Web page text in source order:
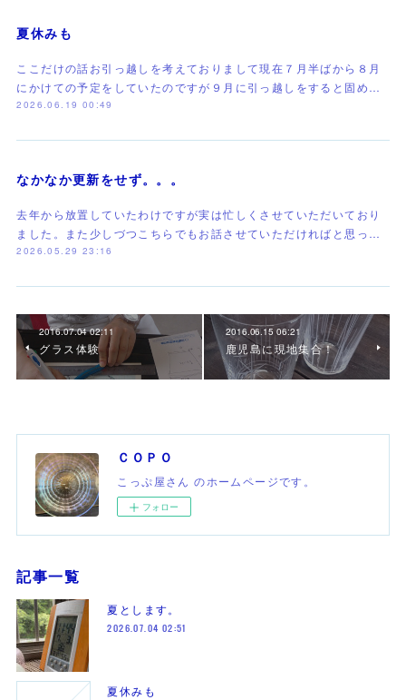
夏休みも
ここだけの話お引っ越しを考えておりまして現在７月半ばから８月
にかけての予定をしていたのですが９月に引っ越しをすると固め…
2026.06.19 00:49
なかなか更新をせず。。。
去年から放置していたわけですが実は忙しくさせていただいており
ました。また少しづつこちらでもお話させていただければと思っ…
2026.05.29 23:16
2016.07.04 02:11
グラス体験
2016.06.15 06:21
鹿児島に現地集合！
ＣＯＰＯ
こっぷ屋さん のホームページです。
フォロー
記事一覧
夏とします。
2026.07.04 02:51
夏休みも